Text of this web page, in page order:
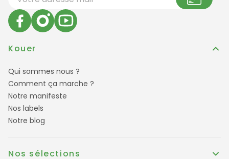
Kouer
Qui sommes nous ?
Comment ça marche ?
Notre manifeste
Nos labels
Notre blog
Nos sélections